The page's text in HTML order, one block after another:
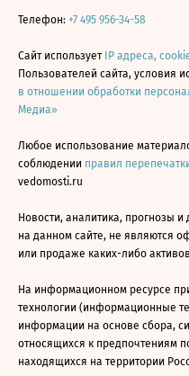
Телефон: +7 495 956-34-58
Сайт использует IP адреса,
Пользователей сайта, условия
в отношении обработки
Медиа»
Любое использование
соблюдении правил
vedomosti.ru
Новости, аналитика, прогнозы
на данном сайте, не являются
или продаже каких-либо
На информационном ресурсе
технологии (информационные
информации на основе сбора,
относящихся к предпочтениям
находящихся на территории